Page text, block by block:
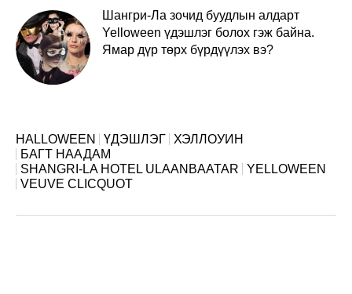
Шангри-Ла зочид буудлын алдарт
Yelloween үдэшлэг болох гэж байна.
Ямар дүр төрх бүрдүүлэх вэ?
HALLOWEEN ҮДЭШЛЭГ
ХЭЛЛОУИН
БАГТ НААДАМ
SHANGRI-LA HOTEL ULAANBAATAR
YELLOWEEN
VEUVE CLICQUOT